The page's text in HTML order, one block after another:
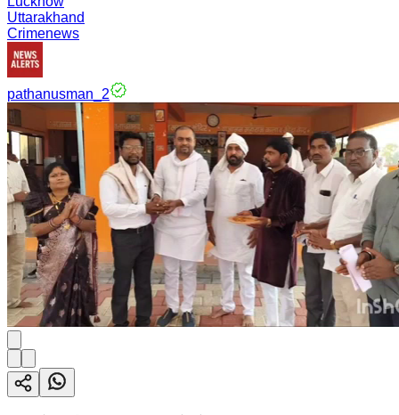
Uttarakhand
Crimenews
pathanusman_2